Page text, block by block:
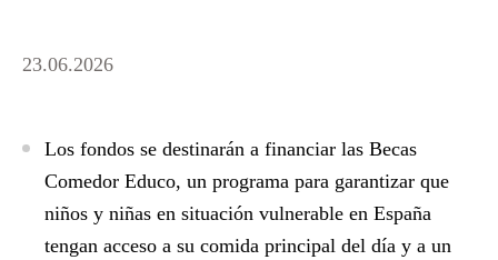
23.06.2026
Los fondos se destinarán a financiar las Becas
Comedor Educo, un programa para garantizar que
niños y niñas en situación vulnerable en España
tengan acceso a su comida principal del día y a un